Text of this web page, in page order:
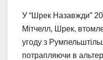
У “Шрек Назавжди”
Мітчелл, Шрек,
угоду з
потрапляючи в